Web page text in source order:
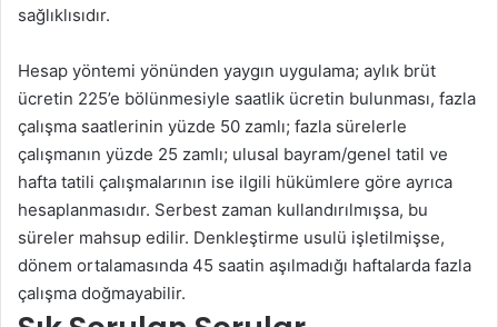
sağlıklısıdır.
Hesap yöntemi yönünden yaygın uygulama; aylık brüt
ücretin 225’e bölünmesiyle saatlik ücretin bulunması, fazla
çalışma saatlerinin yüzde 50 zamlı; fazla sürelerle
çalışmanın yüzde 25 zamlı; ulusal bayram/genel tatil ve
hafta tatili çalışmalarının ise ilgili hükümlere göre ayrıca
hesaplanmasıdır. Serbest zaman kullandırılmışsa, bu
süreler mahsup edilir. Denkleştirme usulü işletilmişse,
dönem ortalamasında 45 saatin aşılmadığı haftalarda fazla
çalışma doğmayabilir.